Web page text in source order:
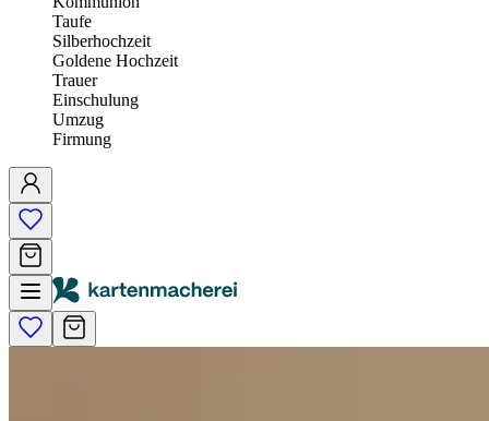
Taufe
Silberhochzeit
Goldene Hochzeit
Trauer
Einschulung
Umzug
Firmung